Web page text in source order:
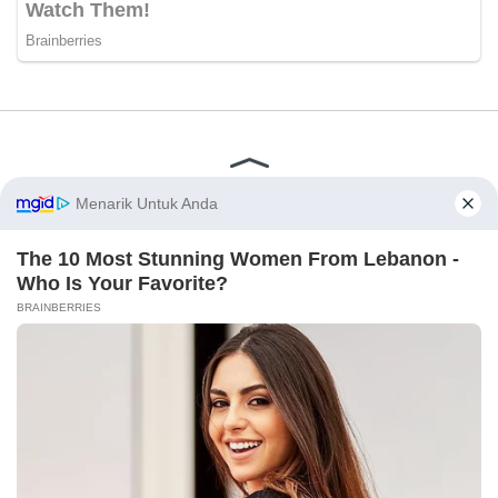
Disclaimer Redaksi Tentang Kami
© 2026 - CakrawalaNews.co